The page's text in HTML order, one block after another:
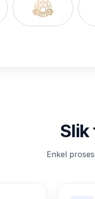
Slik
Enkel